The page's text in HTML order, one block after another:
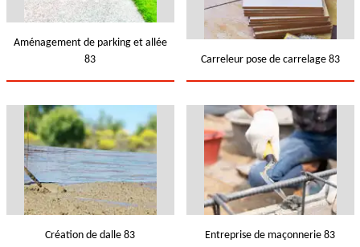
Aménagement de parking et allée
83
Carreleur pose de carrelage 83
Création de dalle 83 Entreprise de maçonnerie 83